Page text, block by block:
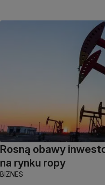
Rosną obawy
na rynku ropy
BIZNES